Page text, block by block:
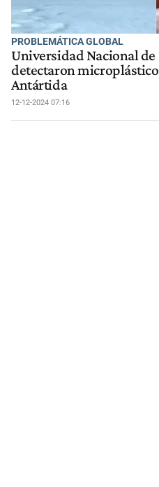
PROBLEMÁTICA GLOBAL
Universidad Nacional
detectaron
Antártida
12-12-2024 07:16